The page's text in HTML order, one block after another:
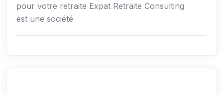
pour votre retraite Expat Retraite Consulting
est une société